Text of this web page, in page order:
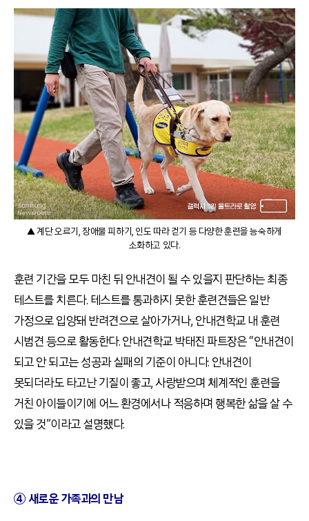
▲ 계단 오르기, 장애물 피하기, 인도 따라 걷기 등 다양한 훈련을 능숙하게
소화하고 있다.
훈련 기간을 모두 마친 뒤 안내견이 될 수 있을지 판단하는 최종
테스트를 치른다. 테스트를 통과하지 못한 훈련견들은 일반
가정으로 입양돼 반려견으로 살아가거나, 안내견학교 내 훈련
시범견 등으로 활동한다. 안내견학교 박태진 파트장은 “안내견이
되고 안 되고는 성공과 실패의 기준이 아니다. 안내견이
못되더라도 타고난 기질이 좋고, 사랑받으며 체계적인 훈련을
거친 아이들이기에 어느 환경에서나 적응하며 행복한 삶을 살 수
있을 것”이라고 설명했다.
④ 새로운 가족과의 만남